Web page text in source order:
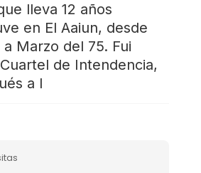
lleva 12 años
en El Aaiun, desde
Marzo del 75. Fui
de Intendencia,
a l